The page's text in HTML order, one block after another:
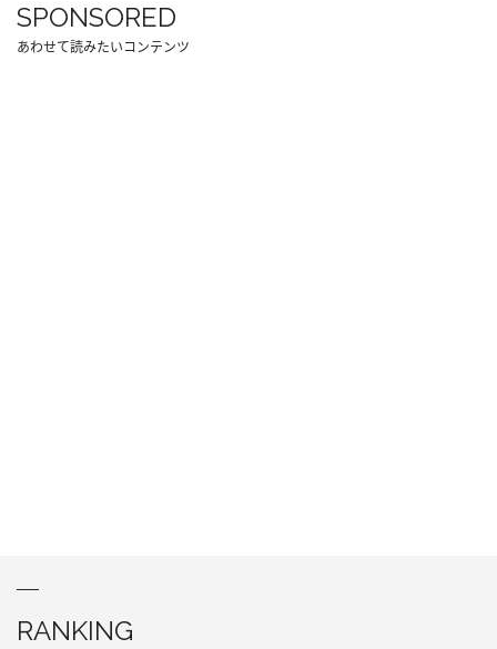
SPONSORED
あわせて読みたいコンテンツ
RANKING